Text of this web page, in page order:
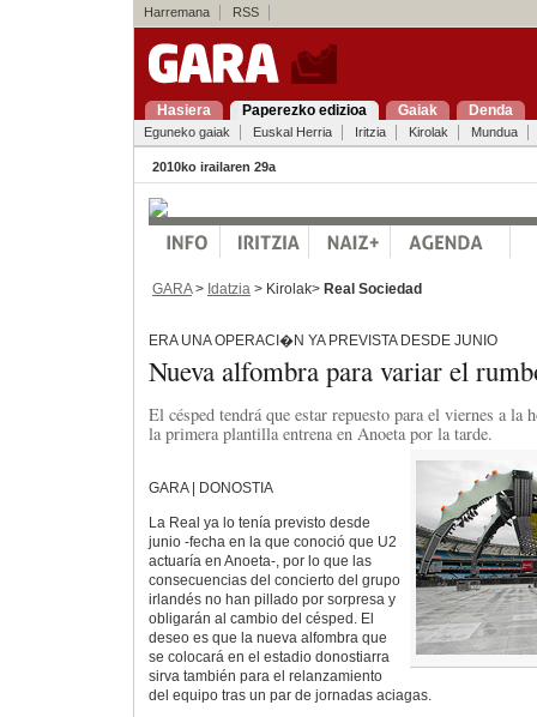
Harremana RSS
Hasiera Paperezko edizioa Gaiak Denda
Eguneko gaiak Euskal Herria Iritzia Kirolak Mundua
2010ko irailaren 29a
GARA> Idatzia > Kirolak> Real Sociedad
ERA UNA OPERACI�N YA PREVISTA DESDE JUNIO
Nueva alfombra para variar el
El césped tendrá que estar repuesto para el viernes a la
la primera plantilla entrena en Anoeta por la tarde.
GARA | DONOSTIA
La Real ya lo tenía previsto desde
junio -fecha en la que conoció que U2
actuaría en Anoeta-, por lo que las
consecuencias del concierto del grupo
irlandés no han pillado por sorpresa y
obligarán al cambio del césped. El
deseo es que la nueva alfombra que
se colocará en el estadio donostiarra
sirva también para el relanzamiento
del equipo tras un par de jornadas aciagas.